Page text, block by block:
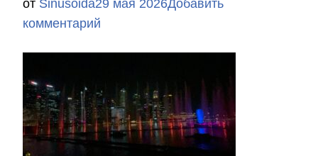
от Sinusoida29 мая 2026Добавить
комментарий